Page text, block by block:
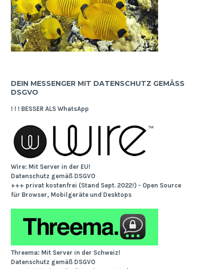
DEIN MESSENGER MIT DATENSCHUTZ GEMÄSS D
SGVO
! ! ! BESSER ALS WhatsApp
Wire: Mit Server in der EU!
Datenschutz gemäß DSGVO
+++ privat kostenfrei (Stand Sept. 2022!) - Open Source
für Browser, Mobilgeräte und Desktops
Threema: Mit Server in der Schweiz!
Datenschutz gemäß DSGVO